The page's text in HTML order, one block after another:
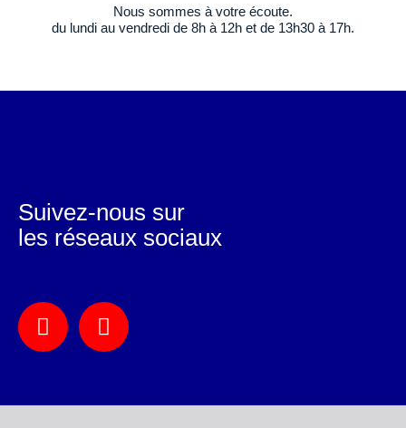
Nous sommes à votre écoute.
du lundi au vendredi de 8h à 12h et de 13h30 à 17h.
Suivez-nous sur
les réseaux sociaux